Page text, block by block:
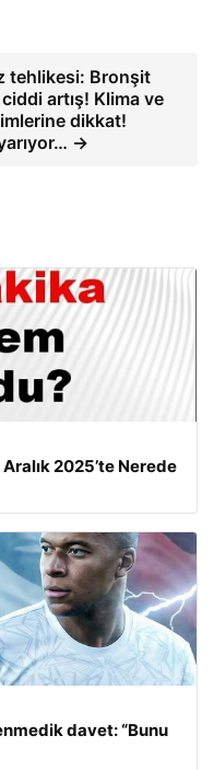
tehlikesi: Bronşit
artış! Klima ve
dikkat!
→
2025’te Nerede
davet: “Bunu